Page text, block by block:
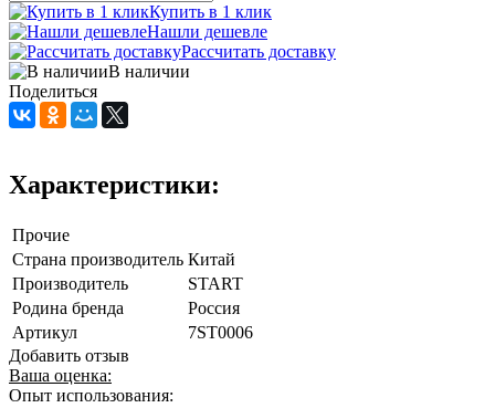
Купить в 1 клик
Нашли дешевле
Рассчитать доставку
В наличии
Поделиться
Характеристики:
Прочие
Страна производитель Китай
Производитель
START
Родина бренда
Россия
Артикул
7ST0006
Добавить отзыв
Ваша оценка:
Опыт использования: